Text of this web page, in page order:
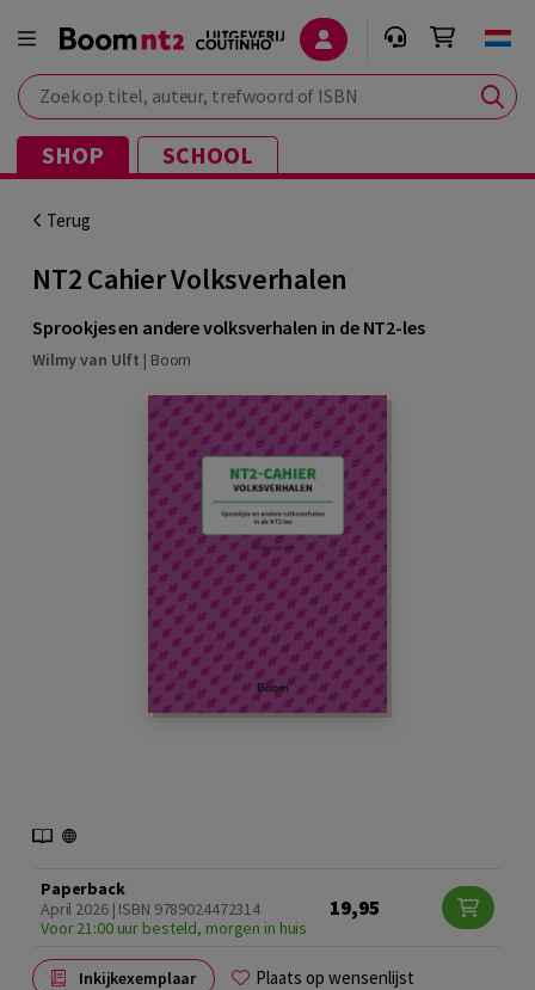
Zoek op titel, auteur, trefwoord of ISBN
SHOP SCHOOL
Terug
NT2 Cahier Volksverhalen
Sprookjes en andere volksverhalen in de NT2-les
Wilmy van Ulft | Boom
Paperback
April 2026 | ISBN 9789024472314
Voor 21:00 uur besteld, morgen in huis
19,95
Inkijkexemplaar Plaats op wensenlijst